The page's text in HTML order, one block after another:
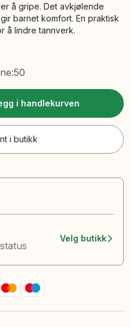
å gripe. Det avkjølende
barnet komfort. En praktisk
å lindre tannverk.
:50
i handlekurven
i butikk
Velg butikk